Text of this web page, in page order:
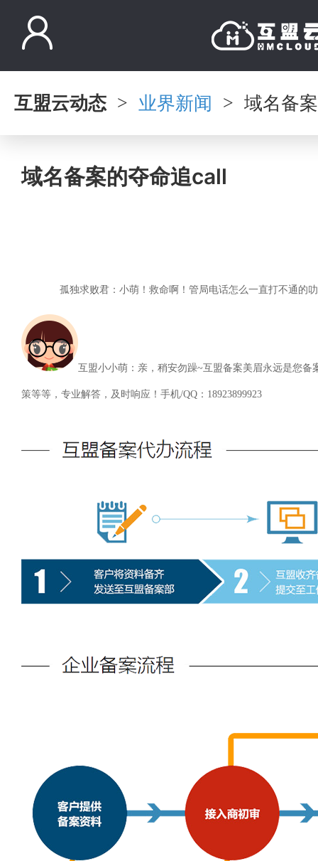
互盟云动态 > 业界新闻 > 域名备
域名备案的夺命追call
孤独求败君：小萌！救命啊！管局电话怎么一直打不通
互盟小小萌：亲，稍安勿躁~互盟备案美眉永远是您备
策等等，专业解答，及时响应！手机/QQ：18923899923